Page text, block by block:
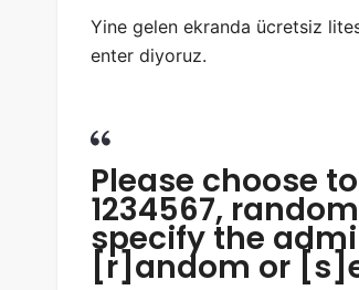
Yine gelen ekranda ücretsiz
enter diyoruz.
Please choose
1234567,
specify the
[r]andom or